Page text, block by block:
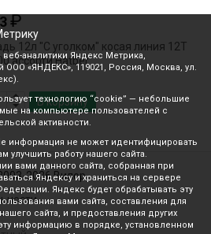
косая линия 12Т5В6
2026 Вилор
веб-аналитики Яндекс Метрика,
«ЯНДЕКС», 119021, Россия, Москва, ул.
технологию “cookie” — небольшие
на компьютере пользователей с
активности.
информация не может идентифицировать
улучшить работу нашего сайта.
вами данного сайта, собранная при
Яндексу и храниться на сервере
Яндекс будет обрабатывать эту
вами сайта, составления для
сайта, и предоставления других
информацию в порядке, установленном